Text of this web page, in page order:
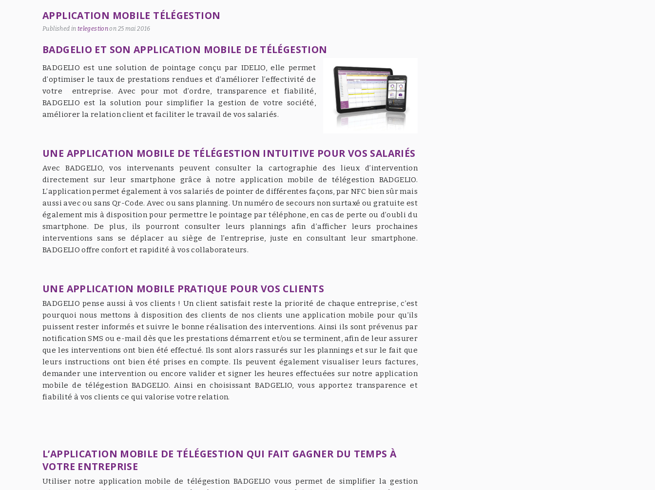
APPLICATION MOBILE TÉLÉGESTION
Published in telegestionon 25 mai 2016
BADGELIO ET SON APPLICATION MOBILE DE TÉLÉGESTION
BADGELIO est une solution de pointage conçu par IDELIO, elle permet
d’optimiser le taux de prestations rendues et d’améliorer l’effectivité de
votre entreprise. Avec pour mot d’ordre, transparence et fiabilité,
BADGELIO est la solution pour simplifier la gestion de votre société,
améliorer la relation client et faciliter le travail de vos salariés.
UNE APPLICATION MOBILE DE TÉLÉGESTION INTUITIVE POUR VOS SALARIÉS
Avec BADGELIO, vos intervenants peuvent consulter la cartographie des lieux d’intervention
directement sur leur smartphone grâce à notre application mobile de télégestion BADGELIO.
L’application permet également à vos salariés de pointer de différentes façons, par NFC bien sûr mais
aussi avec ou sans Qr-Code. Avec ou sans planning. Un numéro de secours non surtaxé ou gratuite est
également mis à disposition pour permettre le pointage par téléphone, en cas de perte ou d’oubli du
smartphone. De plus, ils pourront consulter leurs plannings afin d’afficher leurs prochaines
interventions sans se déplacer au siège de l’entreprise, juste en consultant leur smartphone.
BADGELIO offre confort et rapidité à vos collaborateurs.
UNE APPLICATION MOBILE PRATIQUE POUR VOS CLIENTS
BADGELIO pense aussi à vos clients ! Un client satisfait reste la priorité de chaque entreprise, c’est
pourquoi nous mettons à disposition des clients de nos clients une application mobile pour qu’ils
puissent rester informés et suivre le bonne réalisation des interventions. Ainsi ils sont prévenus par
notification SMS ou e-mail dès que les prestations démarrent et/ou se terminent, afin de leur assurer
que les interventions ont bien été effectué. Ils sont alors rassurés sur les plannings et sur le fait que
leurs instructions ont bien été prises en compte. Ils peuvent également visualiser leurs factures,
demander une intervention ou encore valider et signer les heures effectuées sur notre application
mobile de télégestion BADGELIO. Ainsi en choisissant BADGELIO, vous apportez transparence et
fiabilité à vos clients ce qui valorise votre relation.
L’APPLICATION MOBILE DE TÉLÉGESTION QUI FAIT GAGNER DU TEMPS À
VOTRE ENTREPRISE
Utiliser notre application mobile de télégestion BADGELIO vous permet de simplifier la gestion